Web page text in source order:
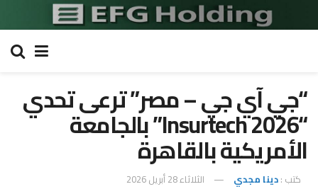
“جي آي جي – مصر” ترعى تحدي
“Insurtech 2026” بالجامعة
الأمريكية بالقاهرة
كتب :دينا مجدي الثلاثاء 28 أبريل 2026